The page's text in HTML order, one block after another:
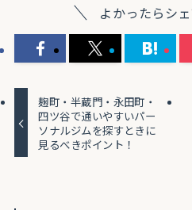
よかったらシ
麹町・半蔵門・永田町・
四ツ谷で通いやすいパー
ソナルジムを探すときに
見るべきポイント！